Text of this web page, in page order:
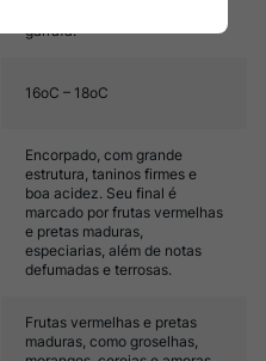
garrafa.
16oC – 18oC
Encorpado, com grande
estrutura, taninos firmes e
boa acidez. Seu final é
marcado por frutas vermelhas
e pretas maduras,
especiarias, além de notas
defumadas e terrosas.
Frutas vermelhas e pretas
maduras, como groselhas,